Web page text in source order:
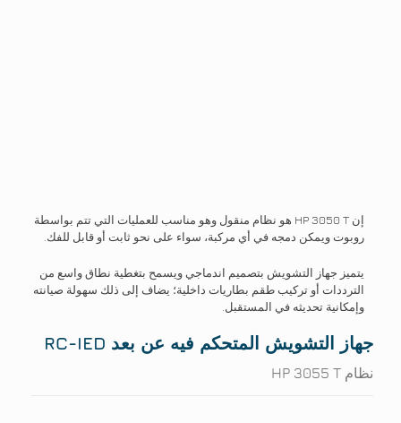
إن HP 3050 T هو نظام منقول وهو مناسب للعمليات التي تتم بواسطة
روبوت ويمكن دمجه في أي مركبة، سواء على نحو ثابت أو قابل للفك.
يتميز جهاز التشويش بتصميم اندماجي ويسمح بتغطية نطاق واسع من
الترددات أو تركيب طقم بطاريات داخلية؛ يضاف إلى ذلك سهولة صيانته
وإمكانية تحديثه في المستقبل.
جهاز التشويش المتحكم فيه عن بعد RC-IED
نظام HP 3055 T